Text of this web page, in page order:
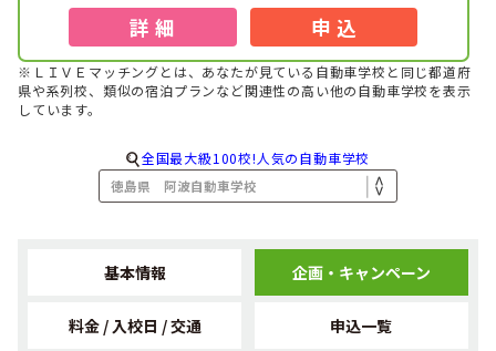
詳 細 申 込
※ＬＩＶＥマッチングとは、あなたが見ている自動車学校と同じ都道府
県や系列校、類似の宿泊プランなど関連性の高い他の自動車学校を表示
しています。
全国最大級100校!人気の自動車学校
基本情報 企画・キャンペーン
料金 / 入校日 / 交通 申込一覧